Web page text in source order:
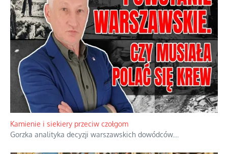
Familijny spór o biskupie sakry
Rodzinna polemika wokół sakr w Écône.